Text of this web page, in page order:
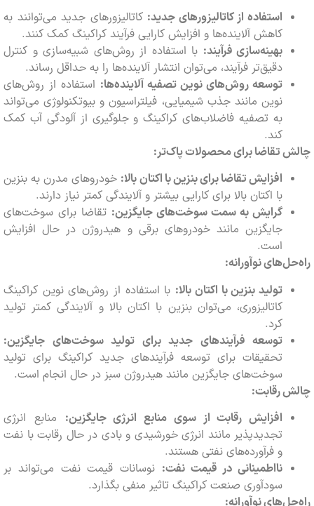
استفاده از کاتالیزورهای جدید:کاتالیزورهای جدید می‌توانند به
کاهش آلاینده‌ها و افزایش کارایی فرآیند کراکینگ کمک کنند.
بهینه‌سازی فرآیند:با استفاده از روش‌های شبیه‌سازی و کنترل
دقیق‌تر فرآیند، می‌توان انتشار آلاینده‌ها را به حداقل رساند.
توسعه روش‌های نوین تصفیه آلاینده‌ها:استفاده از روش‌های
نوین مانند جذب شیمیایی، فیلتراسیون و بیوتکنولوژی می‌تواند
به تصفیه فاضلاب‌های کراکینگ و جلوگیری از آلودگی آب کمک
تقاضا برای محصولات پاک‌تر:
افزایش تقاضا برای بنزین با اکتان بالا:خودروهای مدرن به بنزین
با اکتان بالا برای کارایی بیشتر و آلایندگی کمتر نیاز دارند.
گرایش به سمت سوخت‌های جایگزین:تقاضا برای سوخت‌های
جایگزین مانند خودروهای برقی و هیدروژن در حال افزایش
است.
نوآورانه:
تولید بنزین با اکتان بالا: با استفاده از روش‌های نوین کراکینگ
کاتالیزوری، می‌توان بنزین با اکتان بالا و آلایندگی کمتر تولید
توسعه فرآیندهای جدید برای تولید سوخت‌های جایگزین:
تحقیقات برای توسعه فرآیندهای جدید کراکینگ برای تولید
سوخت‌های جایگزین مانند هیدروژن سبز در حال انجام است.
رقابت:
افزایش رقابت از سوی منابع انرژی جایگزین:منابع انرژی
تجدیدپذیر مانند انرژی خورشیدی و بادی در حال رقابت با نفت
و فرآورده‌های نفتی هستند.
نااطمینانی در قیمت نفت:نوسانات قیمت نفت می‌تواند بر
سودآوری صنعت کراکینگ تاثیر منفی بگذارد.
نوآورانه: